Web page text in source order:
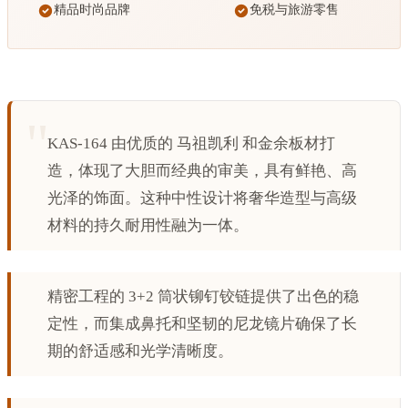
精品时尚品牌 免税与旅游零售
KAS-164 由优质的 马祖凯利 和金余板材打
造，体现了大胆而经典的审美，具有鲜艳、高
光泽的饰面。这种中性设计将奢华造型与高级
材料的持久耐用性融为一体。
精密工程的 3+2 筒状铆钉铰链提供了出色的稳
定性，而集成鼻托和坚韧的尼龙镜片确保了长
期的舒适感和光学清晰度。